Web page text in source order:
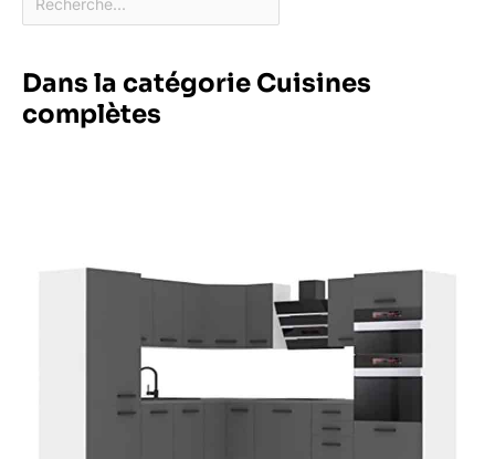
Dans la catégorie Cuisines
complètes